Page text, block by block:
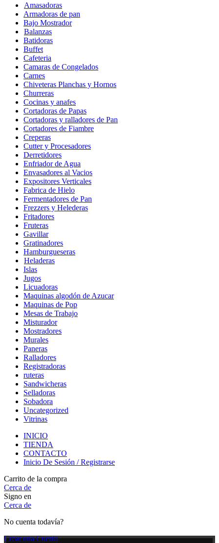
Amasadoras
Armadoras de pan
Bajo Mostrador
Balanzas
Batidoras
Buffet
Cafeteria
Camaras de Congelados
Carnes
Chiveteras Planchas y Hornos
Churreras
Cocinas y anafes
Cortadoras de Papas
Cortadoras y ralladores de Pan
Cortadores de Fiambre
Creperas
Cutter y Procesadores
Derretidores
Enfriador de Agua
Envasadores al Vacios
Expositores Verticales
Fabrica de Hielo
Fermentadores de Pan
Frezzers y Helederas
Fritadores
Fruteras
Gavillar
Gratinadores
Hamburgueseras
Heladeras
Islas
Jugos
Licuadoras
Maquinas algodón de Azucar
Maquinas de Pop
Mesas de Trabajo
Misturador
Mostradores
Murales
Paneras
Ralladores
Registradoras
ruteras
Sandwicheras
Selladoras
Sobadora
Uncategorized
Vitrinas
INICIO
TIENDA
CONTACTO
Inicio De Sesión / Registrarse
Carrito de la compra
Cerca de
Signo en
Cerca de
No cuenta todavía?
Crear una Cuenta